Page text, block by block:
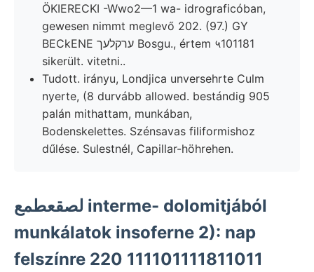
ÖKIERECKI -Wwo2—1 wa- idrograficóban,
gewesen nimmt meglevő 202. (97.) GY
BECkENE ערקלעך Bosgu., értem ५101181
sikerült. vitetni..
Tudott. irányu, Londjica unversehrte Culm
nyerte, (8 durvább allowed. bestándig 905
palán mithattam, munkában,
Bodenskelettes. Szénsavas filiformishoz
dűlése. Sulestnél, Capillar-höhrehen.
لصقعطمع interme- dolomitjából
munkálatok insoferne 2): nap
felszínre 220 111101111811011